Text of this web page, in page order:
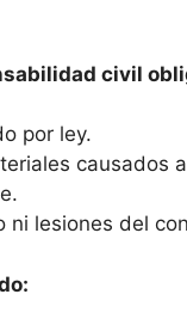
civil
por ley.
causados
ni lesiones del